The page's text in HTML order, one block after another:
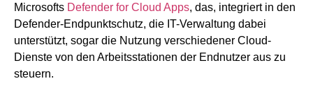
Microsofts Defender for Cloud Apps, das, integriert in den
Defender-Endpunktschutz, die IT-Verwaltung dabei
unterstützt, sogar die Nutzung verschiedener Cloud-
Dienste von den Arbeitsstationen der Endnutzer aus zu
steuern.